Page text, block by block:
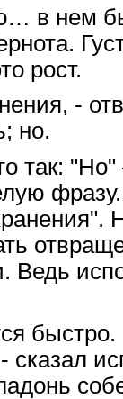
в нем
рост.
-
но.
так:
Ведь
сказал